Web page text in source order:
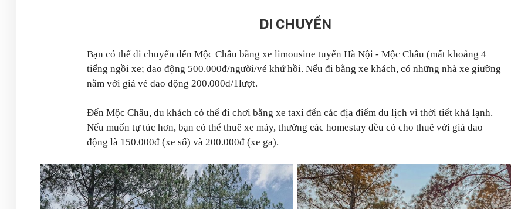
DI CHUYỂN
Bạn có thể di chuyển đến Mộc Châu bằng xe limousine tuyến Hà Nội - Mộc Châu (mất khoảng 4
tiếng ngồi xe; dao động 500.000đ/người/vé khứ hồi. Nếu đi bằng xe khách, có những nhà xe giường
nằm với giá vé dao động 200.000đ/1lượt.
Đến Mộc Châu, du khách có thể đi chơi bằng xe taxi đến các địa điểm du lịch vì thời tiết khá lạnh.
Nếu muốn tự túc hơn, bạn có thể thuê xe máy, thường các homestay đều có cho thuê với giá dao
động là 150.000đ (xe số) và 200.000đ (xe ga).